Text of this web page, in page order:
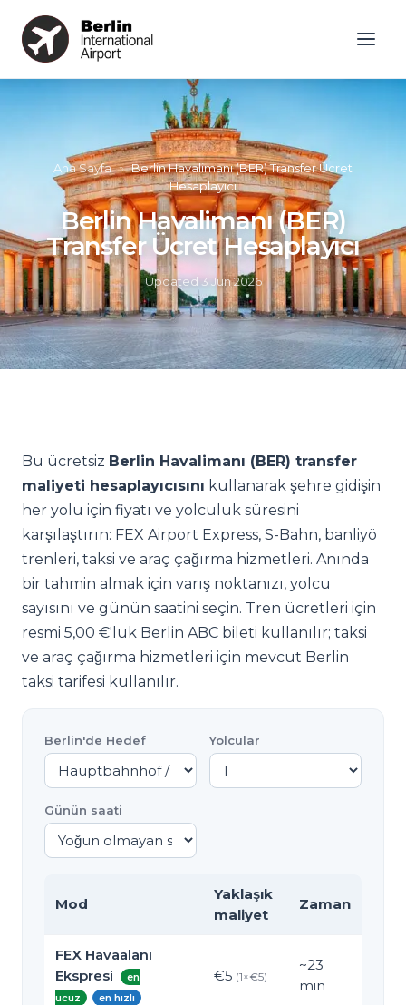
Ana Sayfa » Berlin Havalimanı (BER) Transfer Ücret
Hesaplayıcı
Berlin Havalimanı (BER)
Transfer Ücret Hesaplayıcı
Updated3 Jun 2026
Bu ücretsiz Berlin Havalimanı (BER) transfer
maliyeti hesaplayıcısını kullanarak şehre gidişin
her yolu için fiyatı ve yolculuk süresini
karşılaştırın: FEX Airport Express, S-Bahn, banliyö
trenleri, taksi ve araç çağırma hizmetleri. Anında
bir tahmin almak için varış noktanızı, yolcu
sayısını ve günün saatini seçin. Tren ücretleri için
resmi 5,00 €'luk Berlin ABC bileti kullanılır; taksi
ve araç çağırma hizmetleri için mevcut Berlin
taksi tarifesi kullanılır.
Berlin'de Hedef Yolcular
Günün saati
Mod
Yaklaşık
maliyet
Zaman
FEX Havaalanı
Ekspresi
en
ucuz
en hızlı
€5 (1×€5)
~23
min